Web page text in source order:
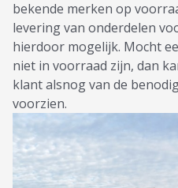
bekende merken op
levering van onderdelen
hierdoor mogelijk. Mocht
niet in voorraad zijn, dan
klant alsnog van de
voorzien.